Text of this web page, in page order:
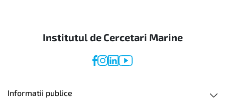
Institutul de Cercetari Marine
Informatii publice